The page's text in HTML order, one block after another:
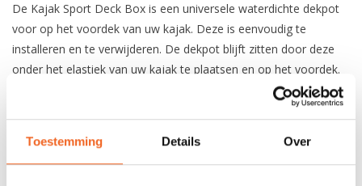
Toestemming Details Over
De Kajak Sport Deck Box is een universele waterdichte dekpot
voor op het voordek van uw kajak. Deze is eenvoudig te
installeren en te verwijderen. De dekpot blijft zitten door deze
onder het elastiek van uw kajak te plaatsen en op het voordek.
Dankzij de capaciteit van 4 liter is er genoeg ruimte voor o.a.
snacks, camera, waterfles, telefoon, sleutels en
portemonnee. We raden aan om waardevolle spullen of
elektronica in een dry-bag te stoppen.